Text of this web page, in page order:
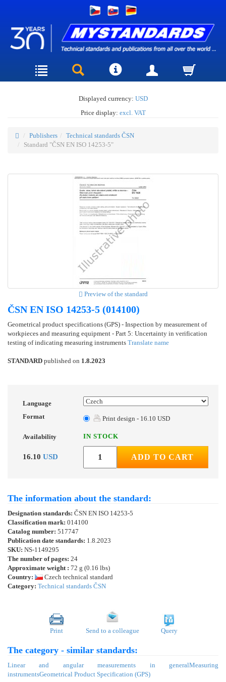
Displayed currency: USD
Price display: excl. VAT
Publishers
Technical standards ČSN
Standard "ČSN EN ISO 14253-5"
Preview of the standard
ČSN EN ISO 14253-5 (014100)
Geometrical product specifications (GPS) - Inspection by measurement of
workpieces and measuring equipment - Part 5: Uncertainty in verification
testing of indicating measuring instruments Translate name
STANDARD published on 1.8.2023
Language
Format
Print design - 16.10 USD
Availability IN STOCK
16.10 USD ADD TO CART
The information about the standard:
Designation standards: ČSN EN ISO 14253-5
Classification mark: 014100
Catalog number: 517747
Publication date standards: 1.8.2023
SKU: NS-1149295
The number of pages: 24
Approximate weight : 72 g (0.16 lbs)
Country:
Czech technical standard
Category: Technical standards ČSN
Print Send to a colleague Query
The category - similar standards:
Linear and angular measurements in generalMeasuring
instrumentsGeometrical Product Specification (GPS)